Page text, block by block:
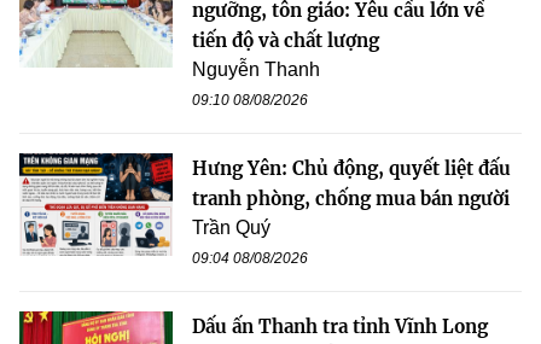
ngưỡng, tôn giáo: Yêu cầu lớn về
tiến độ và chất lượng
Nguyễn Thanh
09:10 08/08/2026
Hưng Yên: Chủ động, quyết liệt đấu
tranh phòng, chống mua bán người
Trần Quý
09:04 08/08/2026
Dấu ấn Thanh tra tỉnh Vĩnh Long